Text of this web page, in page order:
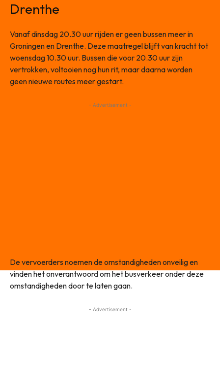
Drenthe
Vanaf dinsdag 20.30 uur rijden er geen bussen meer in
Groningen en Drenthe. Deze maatregel blijft van kracht tot
woensdag 10.30 uur. Bussen die voor 20.30 uur zijn
vertrokken, voltooien nog hun rit, maar daarna worden
geen nieuwe routes meer gestart.
- Advertisement -
De vervoerders noemen de omstandigheden onveilig en
vinden het onverantwoord om het busverkeer onder deze
omstandigheden door te laten gaan.
- Advertisement -